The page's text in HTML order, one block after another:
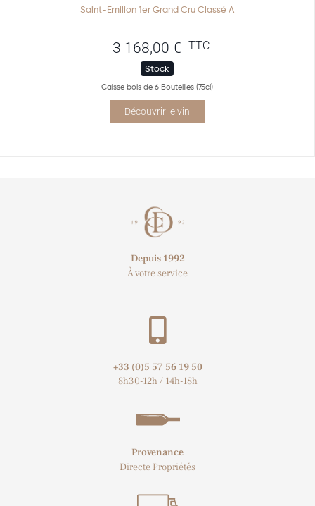
Saint-Emilion 1er Grand Cru Classé A
3 168,00 € TTC
Stock
Caisse bois de 6 Bouteilles (75cl)
Découvrir le vin
Depuis 1992
À votre service
+33 (0)5 57 56 19 50​
8h30-12h / 14h-18h
Provenance
Directe Propriétés